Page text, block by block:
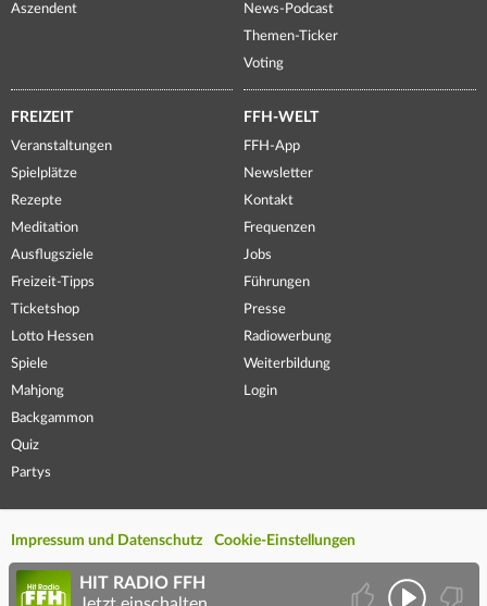
Aszendent
News-Podcast
Themen-Ticker
Voting
FREIZEIT
Veranstaltungen
Spielplätze
Rezepte
Meditation
Ausflugsziele
Freizeit-Tipps
Ticketshop
Lotto Hessen
Spiele
Mahjong
Backgammon
Quiz
Partys
FFH-WELT
FFH-App
Newsletter
Kontakt
Frequenzen
Jobs
Führungen
Presse
Radiowerbung
Weiterbildung
Login
Impressum und Datenschutz Cookie-Einstellungen
HIT RADIO FFH